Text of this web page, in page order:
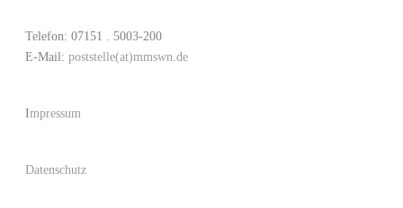
Telefon: 07151 . 5003-200
E-Mail:poststelle(at)mmswn.de
Impressum
Datenschutz